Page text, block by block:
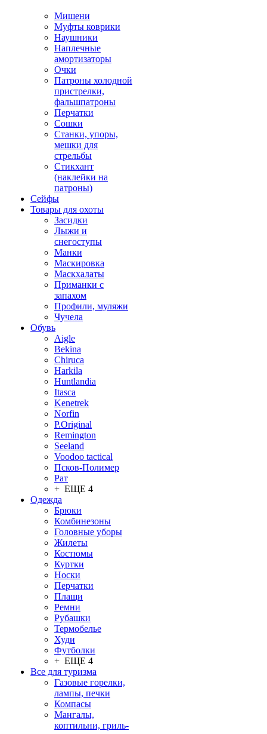
Мишени
Муфты коврики
Наушники
Наплечные
амортизаторы
Очки
Патроны холодной
пристрелки,
фальшпатроны
Перчатки
Сошки
Станки, упоры,
мешки для
стрельбы
Стикхант
(наклейки на
патроны)
Сейфы
Товары для охоты
Засидки
Лыжи и
снегоступы
Манки
Маскировка
Маскхалаты
Приманки с
запахом
Профили, муляжи
Чучела
Обувь
Aigle
Bekina
Chiruсa
Harkila
Huntlandia
Itasca
Kenetrek
Norfin
P.Original
Remington
Seeland
Voodoo tactical
Псков-Полимер
Рат
+ ЕЩЕ 4
Одежда
Брюки
Комбинезоны
Головные уборы
Жилеты
Костюмы
Куртки
Носки
Перчатки
Плащи
Ремни
Рубашки
Термобелье
Худи
Футболки
+ ЕЩЕ 4
Все для туризма
Газовые горелки,
лампы, печки
Компасы
Мангалы,
коптильни, гриль-